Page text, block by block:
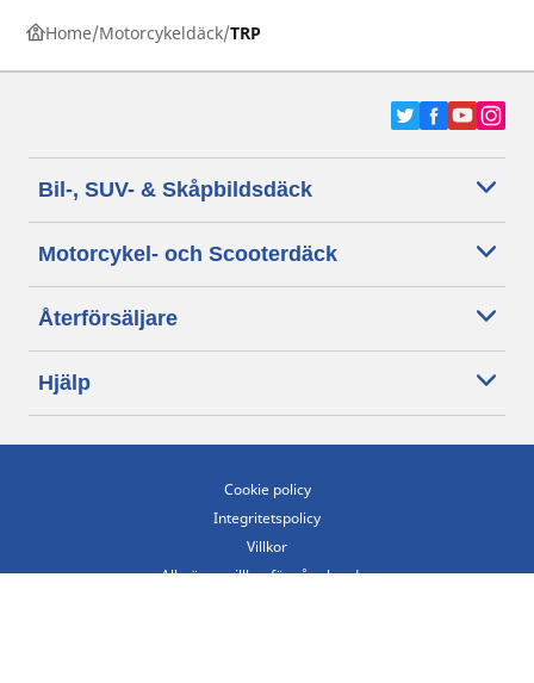
Home Motorcykeldäck TRP
Bil-, SUV- & Skåpbildsdäck
Motorcykel- och Scooterdäck
Återförsäljare
Hjälp
Cookie policy
Integritetspolicy
Villkor
Allmänna villkor för våra kunder